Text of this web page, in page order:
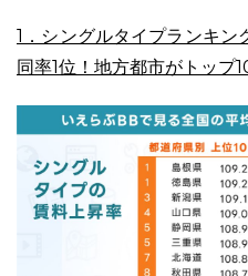
03-
1．シングルタイプランキ
同率1位！地方都市がトップ